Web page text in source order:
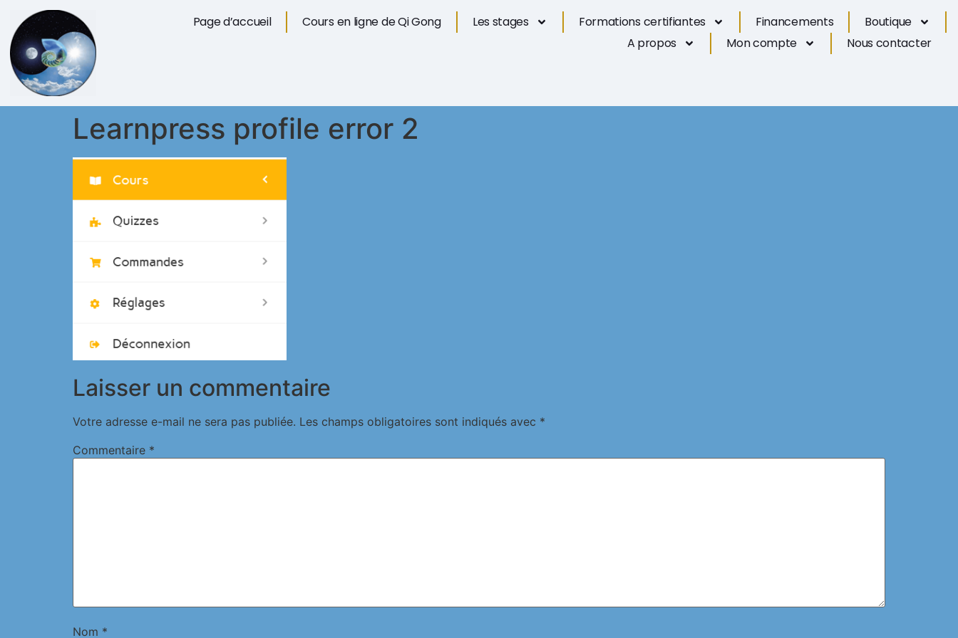
Page d’accueil Cours en ligne de Qi Gong Les stages Formations certifiantes Financements
Boutique
A propos
Mon compte Nous contacter
Learnpress profile error 2
Laisser un commentaire
Votre adresse e-mail ne sera pas publiée. Les champs obligatoires sont indiqués avec *
Commentaire *
Nom *